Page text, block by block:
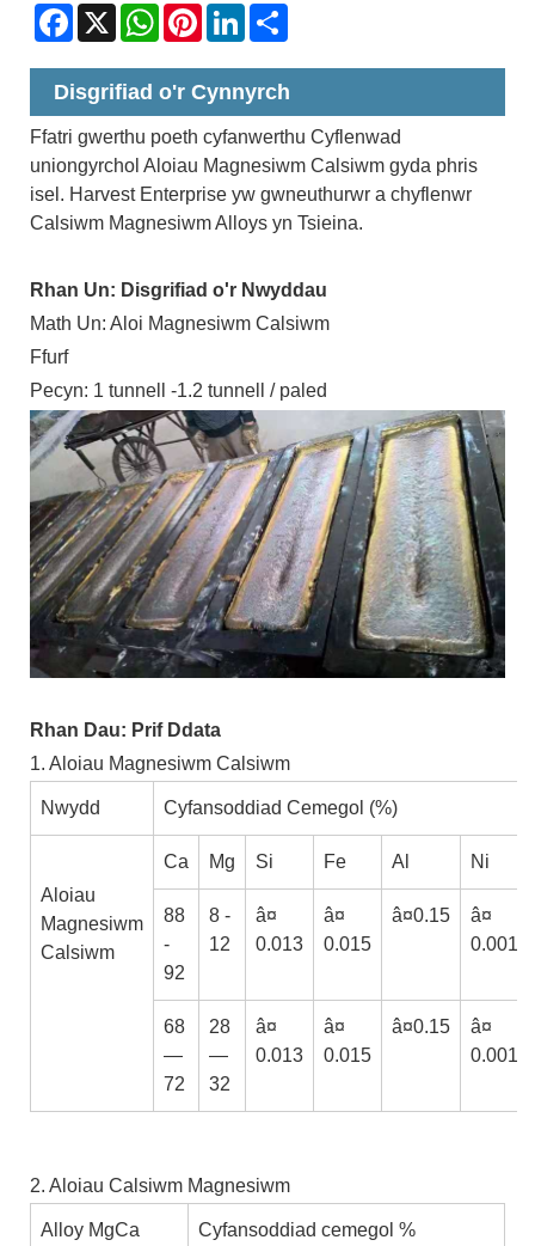
Facebook
X WhatsAppPinterestLinkedIn
Disgrifiad o'r Cynnyrch
Ffatri gwerthu poeth cyfanwerthu Cyflenwad
uniongyrchol Aloiau Magnesiwm Calsiwm gyda phris
isel. Harvest Enterprise yw gwneuthurwr a chyflenwr
Calsiwm Magnesiwm Alloys yn Tsieina.
Rhan Un: Disgrifiad o'r Nwyddau
Math Un: Aloi Magnesiwm Calsiwm
Ffurf
Pecyn: 1 tunnell -1.2 tunnell / paled
Rhan Dau: Prif Ddata
1. Aloiau Magnesiwm Calsiwm
Nwydd Cyfansoddiad Cemegol (%)
Aloiau
Magnesiwm
Calsiwm
Ca Mg Si Fe Al Ni
88
-
92
8 -
12
â¤
0.013
â¤
0.015
â¤0.15
â¤
0.0013
68
—
72
28
—
32
â¤
0.013
â¤
0.015
â¤0.15
â¤
0.0013
2. Aloiau Calsiwm Magnesiwm
Alloy MgCa Cyfansoddiad cemegol %